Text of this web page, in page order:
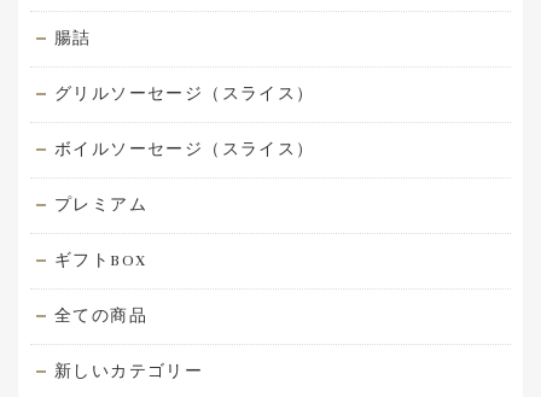
腸詰
グリルソーセージ（スライス）
ボイルソーセージ（スライス）
プレミアム
ギフトBOX
全ての商品
新しいカテゴリー